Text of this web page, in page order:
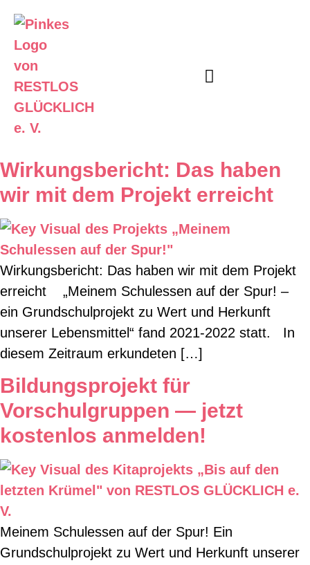
Wirkungsbericht: Das haben
wir mit dem Projekt erreicht
Wirkungsbericht: Das haben wir mit dem Projekt
erreicht „Meinem Schulessen auf der Spur! –
ein Grundschulprojekt zu Wert und Herkunft
unserer Lebensmittel“ fand 2021-2022 statt. In
diesem Zeitraum erkundeten […]
Bildungsprojekt für
Vorschulgruppen — jetzt
kostenlos anmelden!
Meinem Schulessen auf der Spur! Ein
Grundschulprojekt zu Wert und Herkunft unserer